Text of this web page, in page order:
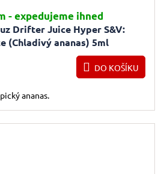
Drifter Juice Hyper S&V:
(Chladivý ananas) 5ml
- expedujeme ihned
DO KOŠÍKU
ananas.